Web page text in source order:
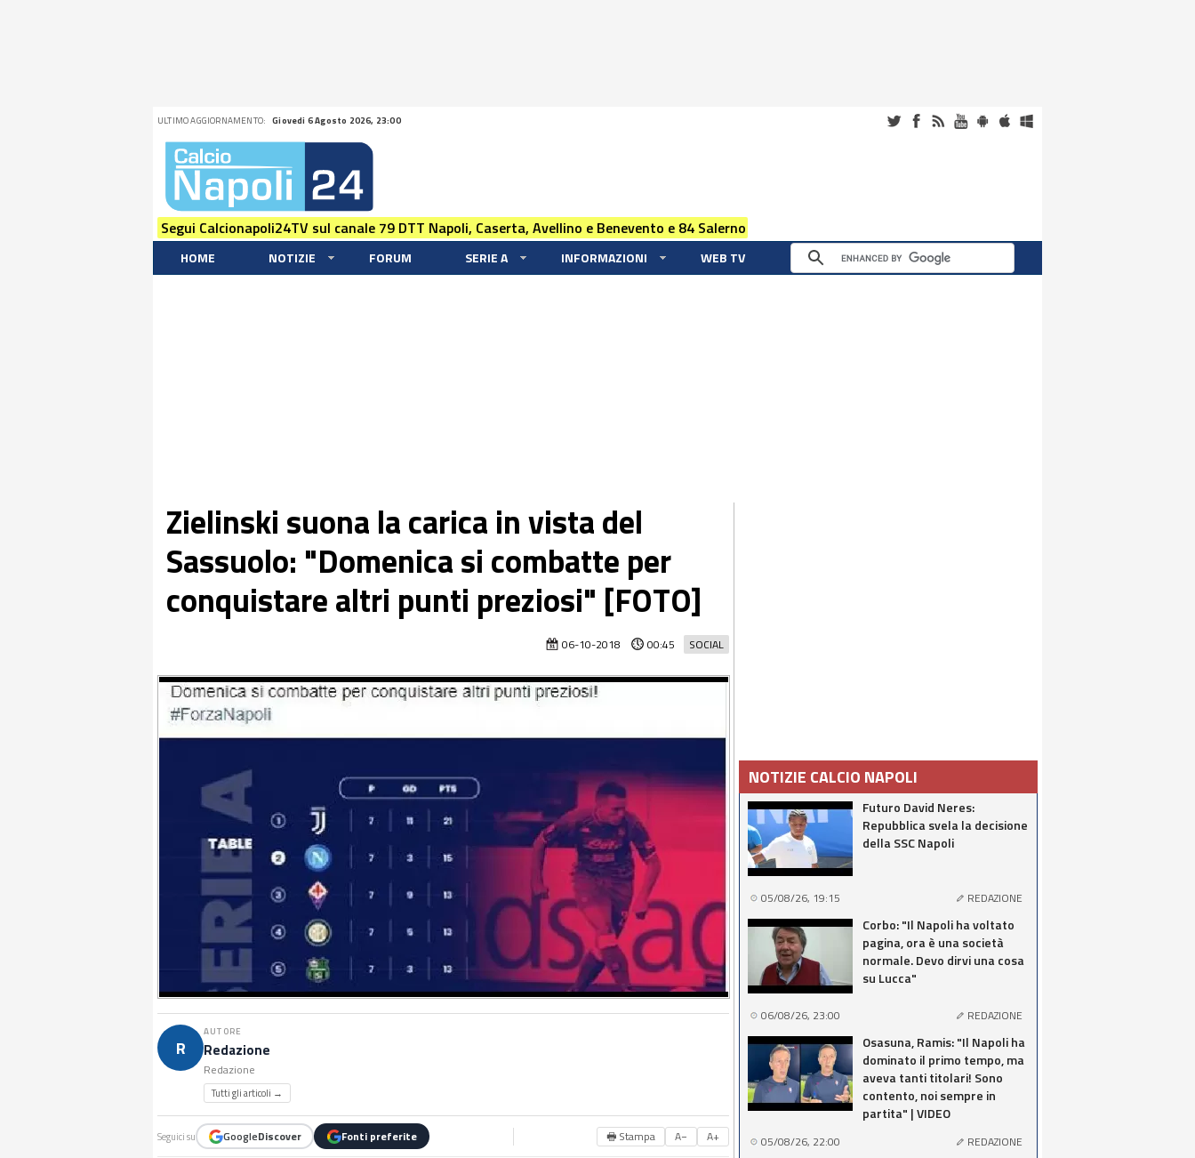
ULTIMO AGGIORNAMENTO: Giovedi 6 Agosto 2026, 23:00
Segui Calcionapoli24TV sul canale 79 DTT Napoli, Caserta, Avellino e Benevento e 84 Salerno
HOME NOTIZIE FORUM SERIE A INFORMAZIONI WEB TV
Zielinski suona la carica in vista del
Sassuolo: "Domenica si combatte per
conquistare altri punti preziosi" [FOTO]
SOCIAL
06-10-2018 00:45
R
AUTORE
Redazione
Redazione
Tutti gli articoli →
Seguici su GoogleDiscover Fonti preferite 🖶 Stampa A− A+
NOTIZIE CALCIO NAPOLI
Futuro David Neres:
Repubblica svela la decisione
della SSC Napoli
05/08/26, 19:15 REDAZIONE
Corbo: "Il Napoli ha voltato
pagina, ora è una società
normale. Devo dirvi una cosa
su Lucca"
06/08/26, 23:00 REDAZIONE
Osasuna, Ramis: "Il Napoli ha
dominato il primo tempo, ma
aveva tanti titolari! Sono
contento, noi sempre in
partita" | VIDEO
05/08/26, 22:00 REDAZIONE